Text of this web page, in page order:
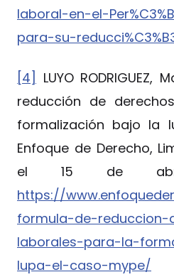
laboral-en-el-
para-su-
[4] LUYO
reducción de
formalización bajo la
Enfoque de Derecho,
el 15 de
https://
formula-de-reduccion-
laborales-para-la-
lupa-el-caso-mype/